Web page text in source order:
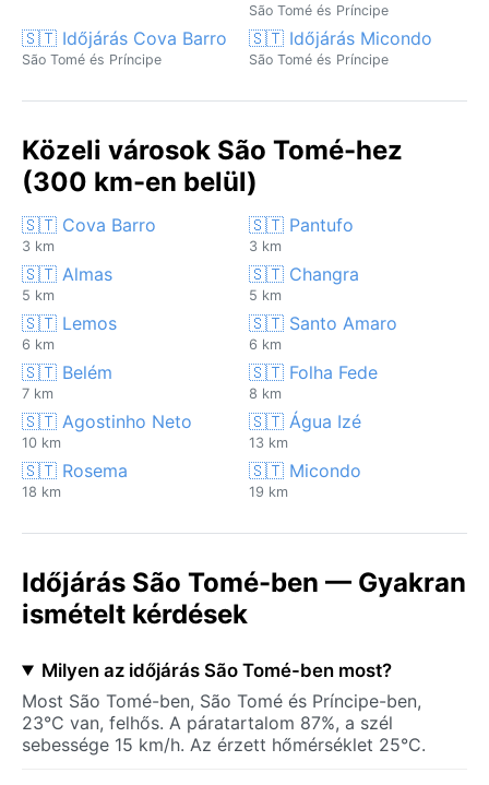
São Tomé és Príncipe
🇸🇹 Időjárás Cova Barro
São Tomé és Príncipe
🇸🇹 Időjárás Micondo
São Tomé és Príncipe
Közeli városok São Tomé-hez
(300 km-en belül)
🇸🇹 Cova Barro
3 km
🇸🇹 Pantufo
3 km
🇸🇹 Almas
5 km
🇸🇹 Changra
5 km
🇸🇹 Lemos
6 km
🇸🇹 Santo Amaro
6 km
🇸🇹 Belém
7 km
🇸🇹 Folha Fede
8 km
🇸🇹 Agostinho Neto
10 km
🇸🇹 Água Izé
13 km
🇸🇹 Rosema
18 km
🇸🇹 Micondo
19 km
Időjárás São Tomé-ben — Gyakran
ismételt kérdések
Milyen az időjárás São Tomé-ben most?
Most São Tomé-ben, São Tomé és Príncipe-ben,
23°C van, felhős. A páratartalom 87%, a szél
sebessége 15 km/h. Az érzett hőmérséklet 25°C.